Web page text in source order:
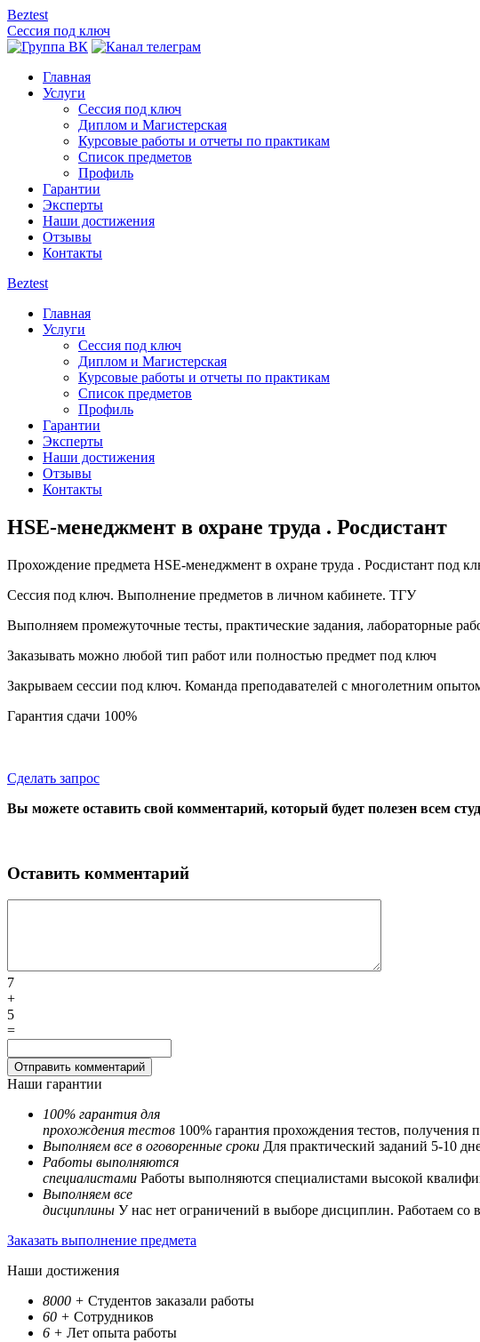
Beztest
Сессия под ключ
Главная
Услуги
Сессия под ключ
Диплом и Магистерская
Курсовые работы и отчеты по практикам
Список предметов
Профиль
Гарантии
Эксперты
Наши достижения
Отзывы
Контакты
Beztest
Главная
Услуги
Сессия под ключ
Диплом и Магистерская
Курсовые работы и отчеты по практикам
Список предметов
Профиль
Гарантии
Эксперты
Наши достижения
Отзывы
Контакты
HSE-менеджмент в охране труда . Росдистант
Прохождение предмета HSE-менеджмент в охране труда . Росдистант под
Сессия под ключ. Выполнение предметов в личном кабинете. ТГУ
Выполняем промежуточные тесты, практические задания, лабораторные
Заказывать можно любой тип работ или полностью предмет под ключ
Закрываем сессии под ключ. Команда преподавателей с многолетним
Гарантия сдачи 100%
Сделать запрос
Вы можете оставить свой комментарий, который будет полезен всем
Оставить комментарий
7
+
5
=
Наши гарантии
100% гарантия для
прохождения тестов 100% гарантия прохождения тестов, получения
Выполняем все в оговоренные сроки Для практический заданий 5-10
Работы выполняются
специалистами Работы выполняются специалистами высокой
Выполняем все
дисциплины У нас нет ограничений в выборе дисциплин. Работаем
Заказать выполнение предмета
Наши достижения
8000 + Студентов заказали работы
60 + Сотрудников
6 + Лет опыта работы